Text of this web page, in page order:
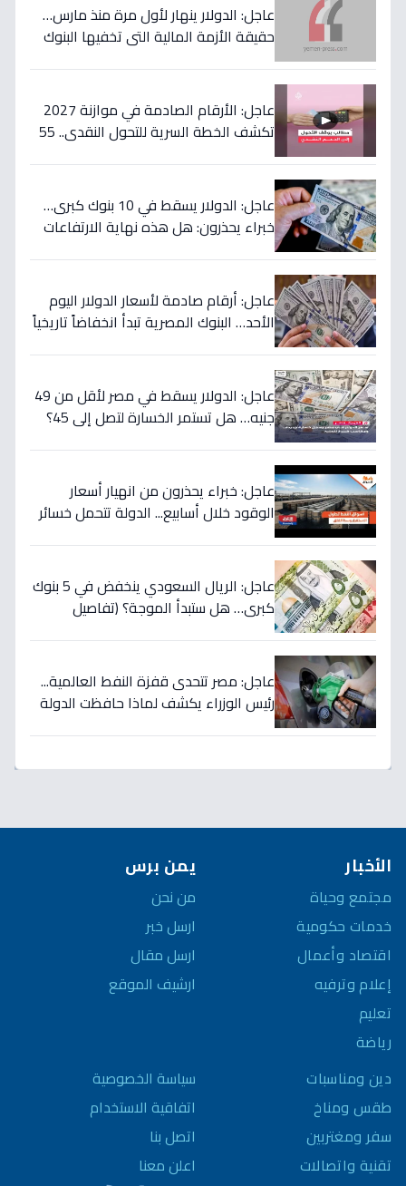
عاجل: الدولار ينهار لأول مرة منذ مارس…
حقيقة الأزمة المالية التي تخفيها البنوك
عاجل: الأرقام الصادمة في موازنة 2027
تكشف الخطة السرية للتحول النقدي.. 55
عاجل: الدولار يسقط في 10 بنوك كبرى…
خبراء يحذرون: هل هذه نهاية الارتفاعات
عاجل: أرقام صادمة لأسعار الدولار اليوم
الأحد… البنوك المصرية تبدأ انخفاضاً تاريخياً
عاجل: الدولار يسقط في مصر لأقل من 49
جنيه… هل تستمر الخسارة لتصل إلى 45؟
عاجل: خبراء يحذرون من انهيار أسعار
الوقود خلال أسابيع... الدولة تتحمل خسائر
عاجل: الريال السعودي ينخفض في 5 بنوك
كبرى… هل ستبدأ الموجة؟ (تفاصيل
عاجل: مصر تتحدى قفزة النفط العالمية...
رئيس الوزراء يكشف لماذا حافظت الدولة
الأخبار
مجتمع وحياة
خدمات حكومية
اقتصاد وأعمال
إعلام وترفيه
تعليم
رياضة
دين ومناسبات
طقس ومناخ
سفر ومغتربين
تقنية واتصالات
يمن برس
من نحن
ارسل خبر
ارسل مقال
ارشيف الموقع
سياسة الخصوصية
اتفاقية الاستخدام
اتصل بنا
اعلن معنا